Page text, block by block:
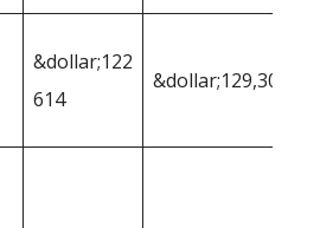
&dollar;122
614
&dollar;129,307